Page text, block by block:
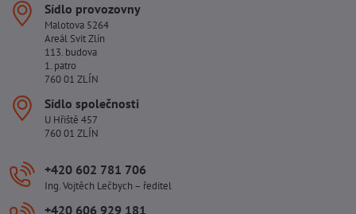
Sídlo provozovny
Malotova 5264
Areál Svit Zlín
113. budova
1. patro
760 01 ZLÍN
Sídlo společnosti
U Hřiště 457
760 01 ZLÍN
+420 602 781 706
Ing. Vojtěch Lečbych – ředitel
+420 606 929 181